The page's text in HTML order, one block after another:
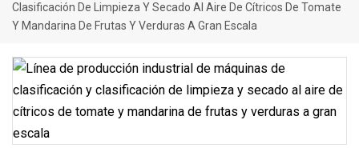
Clasificación De Limpieza Y Secado Al Aire De Cítricos De Tomate
Y Mandarina De Frutas Y Verduras A Gran Escala